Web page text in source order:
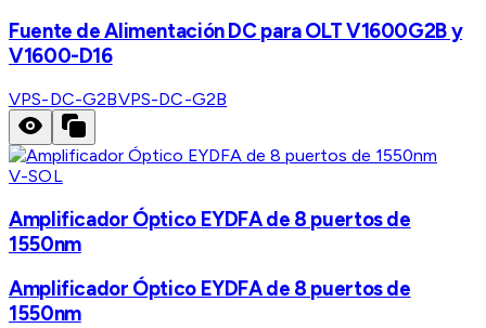
Fuente de Alimentación DC para OLT V1600G2B y
V1600-D16
VPS-DC-G2BVPS-DC-G2B
V-SOL
Amplificador Óptico EYDFA de 8 puertos de
1550nm
Amplificador Óptico EYDFA de 8 puertos de
1550nm